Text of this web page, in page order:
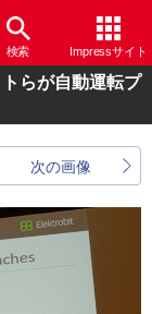
検索 Impressサイト
らが自動運転プ
次の画像